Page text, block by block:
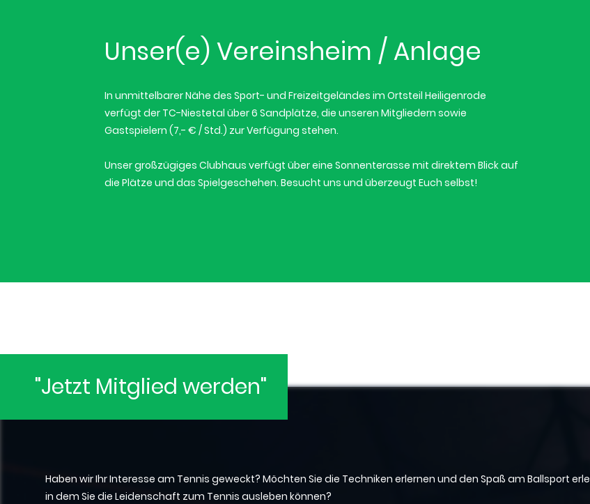
Unser(e) Vereinsheim / Anlage
In unmittelbarer Nähe des Sport- und Freizeitgeländes im Ortsteil Heiligenrode
verfügt der TC-Niestetal über 6 Sandplätze, die unseren Mitgliedern sowie
Gastspielern (7,- € / Std.) zur Verfügung stehen.
Unser großzügiges Clubhaus verfügt über eine Sonnenterasse mit direktem Blick auf
die Plätze und das Spielgeschehen. Besucht uns und überzeugt Euch selbst!
"Jetzt Mitglied werden"
Haben wir Ihr Interesse am Tennis geweckt? Möchten Sie die Techniken erlernen und den Spaß am Ballsport
in dem Sie die Leidenschaft zum Tennis ausleben können?